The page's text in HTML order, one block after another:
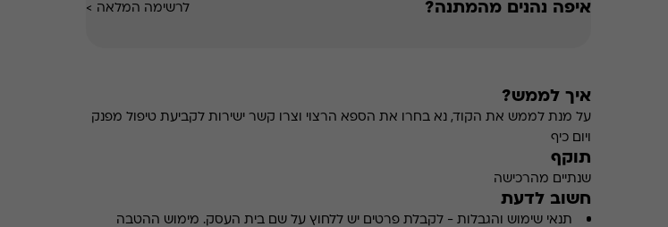
איפה נהנים מהמתנה? לרשימה המלאה >
איך לממש?
על מנת לממש את הקוד, נא בחרו את הספא הרצוי וצרו קשר ישירות לקביעת טיפול מפנק
ויום כיף
תוקף
שנתיים מהרכישה
חשוב לדעת
תנאי שימוש והגבלות - לקבלת פרטים יש ללחוץ על שם בית העסק. מימוש ההטבה